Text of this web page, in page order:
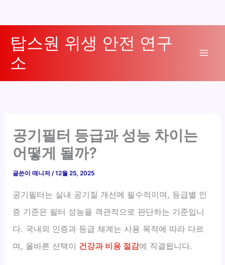
탑스원 위생 안전 연구
소
공기필터 등급과 성능 차이는
어떻게 될까?
글쓴이매니저/12월 25, 2025
공기필터는 실내 공기질 개선에 필수적이며, 등급별 인
증 기준은 필터 성능을 객관적으로 판단하는 기준입니
다. 국내외 인증과 등급 체계는 사용 목적에 따라 다르
며, 올바른 선택이 건강과 비용 절감에 직결됩니다.